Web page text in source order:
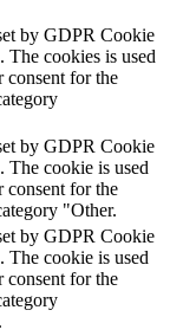
by GDPR Cookie
The cookies is used
consent for the
by GDPR Cookie
The cookie is used
consent for the
"Other.
by GDPR Cookie
The cookie is used
consent for the